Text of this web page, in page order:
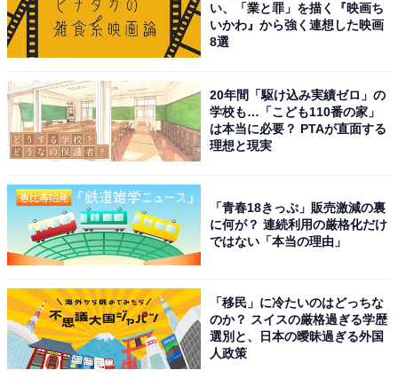
い、「業と罪」を描く『映画ち
いかわ』から強く連想した映画
8選
20年間「駆け込み実績ゼロ」の
学校も…「こども110番の家」
は本当に必要？ PTAが直面する
理想と現実
「青春18きっぷ」販売激減の裏
に何が？ 連続利用の厳格化だけ
ではない「本当の理由」
「移民」に冷たいのはどっちな
のか？ スイスの厳格過ぎる学歴
選別と、日本の曖昧過ぎる外国
人政策